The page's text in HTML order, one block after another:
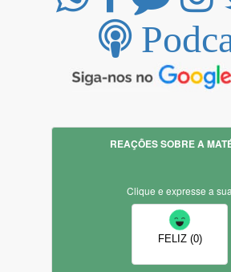
REAÇÕES SOBRE A
Clique e expresse a sua
FELIZ (0)